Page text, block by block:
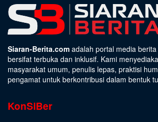
Siaran-Berita.com adalah portal media
bersifat terbuka dan inklusif. Kami
masyarakat umum, penulis lepas, praktisi
pengamat untuk berkontribusi dalam bentuk
KonSiBer